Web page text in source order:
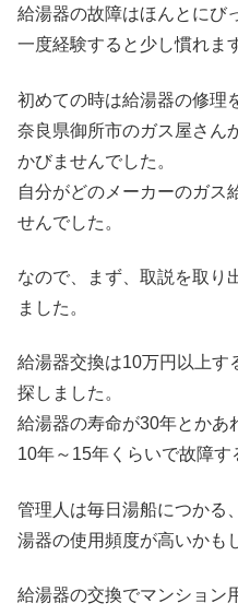
給湯器の故障はほんとにび
一度経験すると少し慣れま
初めての時は給湯器の修理
奈良県御所市のガス屋さん
かびませんでした。
自分がどのメーカーのガス
せんでした。
なので、まず、取説を取り
ました。
給湯器交換は10万円以上す
探しました。
給湯器の寿命が30年とかあ
10年～15年くらいで故障す
管理人は毎日湯船につかる
湯器の使用頻度が高いかも
給湯器の交換でマンション